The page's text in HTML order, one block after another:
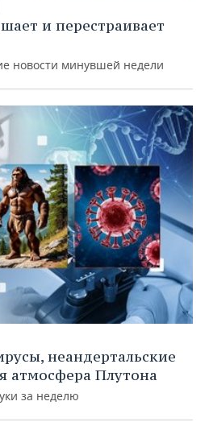
и перестраивает
новости минувшей недели
неандертальские
атмосфера Плутона
за неделю